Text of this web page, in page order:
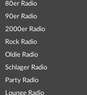
80er Radio
90er Radio
2000er Radio
Rock Radio
Oldie Radio
Schlager Radio
Party Radio
Lounge Radio